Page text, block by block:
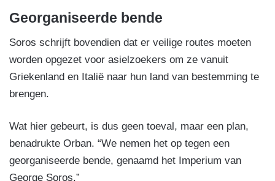
Georganiseerde bende
Soros schrijft bovendien dat er veilige routes moeten
worden opgezet voor asielzoekers om ze vanuit
Griekenland en Italië naar hun land van bestemming te
brengen.
Wat hier gebeurt, is dus geen toeval, maar een plan,
benadrukte Orban. “We nemen het op tegen een
georganiseerde bende, genaamd het Imperium van
George Soros.”